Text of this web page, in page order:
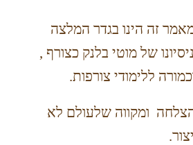
זה הינו בגדר המלצה
של מוטי בלנק כצורף ,
ללימודי צורפות.
ומקווה שלעולם לא